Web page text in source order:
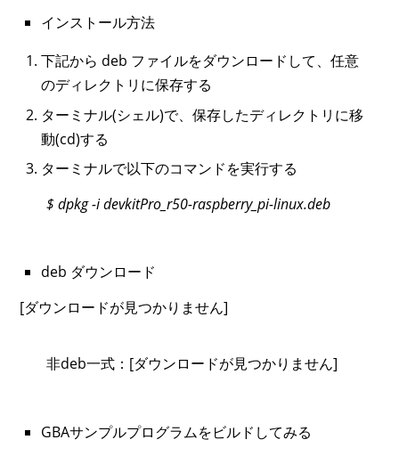
インストール方法
下記から deb ファイルをダウンロードして、任意
のディレクトリに保存する
ターミナル(シェル)で、保存したディレクトリに移
動(cd)する
ターミナルで以下のコマンドを実行する
$ dpkg -i devkitPro_r50-raspberry_pi-linux.deb
deb ダウンロード
[ダウンロードが見つかりません]
非deb一式：[ダウンロードが見つかりません]
GBAサンプルプログラムをビルドしてみる